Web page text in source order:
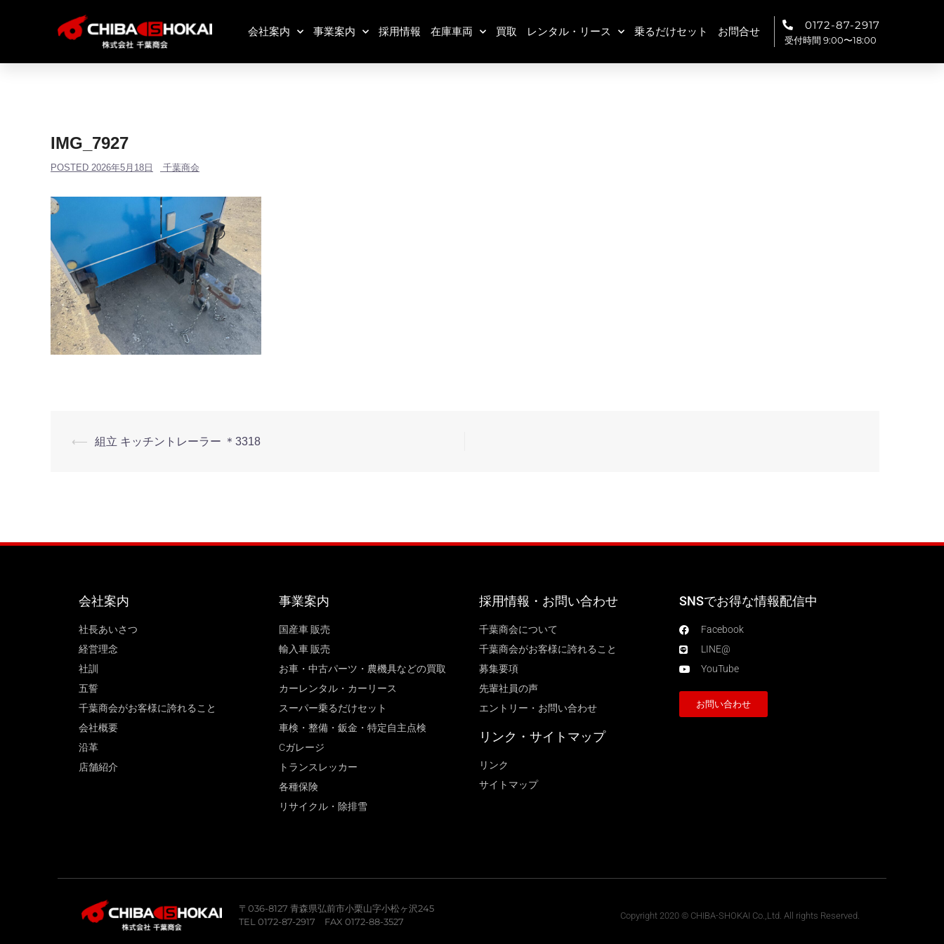
会社案内 事業案内 採用情報 在庫車両 買取 レンタル・リース 乗るだけセット お問合せ 0172-87-2917
受付時間 9:00〜18:00
IMG_7927
POSTED 2026年5月18日 千葉商会
⟵ 組立 キッチントレーラー ＊3318
会社案内
社長あいさつ
経営理念
社訓
五誓
千葉商会がお客様に誇れること
会社概要
沿革
店舗紹介
事業案内
国産車 販売
輸入車 販売
お車・中古パーツ・農機具などの買取
カーレンタル・カーリース
スーパー乗るだけセット
車検・整備・鈑金・特定自主点検
Cガレージ
トランスレッカー
各種保険
リサイクル・除排雪
採用情報・お問い合わせ
千葉商会について
千葉商会がお客様に誇れること​
募集要項
先輩社員の声
エントリー・お問い合わせ
リンク・サイトマップ
リンク
サイトマップ
SNSでお得な情報配信中
Facebook
LINE@
YouTube
お問い合わせ
〒036-8127 青森県弘前市小栗山字小松ヶ沢245
TEL 0172-87-2917 FAX 0172-88-3527
Copyright 2020 © CHIBA-SHOKAI Co.,Ltd. All rights Reserved.